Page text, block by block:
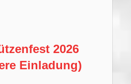
2026
Einladung)